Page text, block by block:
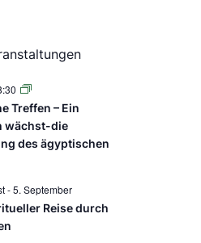
Treffen – Ein
wächst-die
des ägyptischen
-5. September
Reise durch